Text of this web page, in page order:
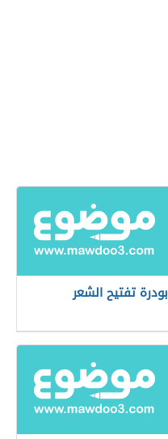
بودرة تفتيح الشعر